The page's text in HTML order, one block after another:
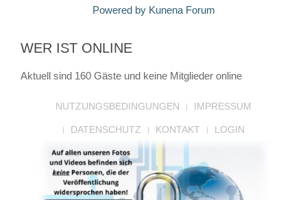
Powered by Kunena Forum
WER IST ONLINE
Aktuell sind 160 Gäste und keine Mitglieder online
NUTZUNGSBEDINGUNGEN IMPRESSUM
DATENSCHUTZ KONTAKT LOGIN